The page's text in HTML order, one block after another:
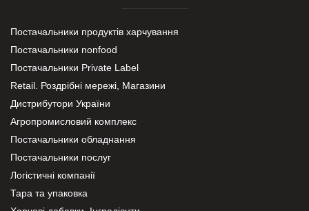
Постачальники продуктів харчування
Постачальники nonfood
Постачальники Private Label
Retail. Роздрібні мережі, Магазини
Дистрибутори України
Агропромисловий комплекс
Постачальники обладнання
Постачальники послуг
Логістичні компанії
Тара та упаковка